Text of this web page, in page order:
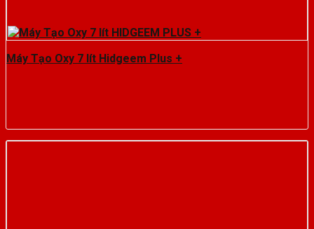
Máy Tạo Oxy 7 lít Hidgeem Plus +